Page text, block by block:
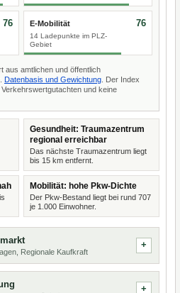
76 E-Mobilität
14 Ladepunkte im PLZ-
Gebiet
76
aus amtlichen und öffentlich
Datenbasis und Gewichtung . Der Index
und keine
Gesundheit: Traumazentrum
regional erreichbar
Das nächste Traumazentrum liegt
bis 15 km entfernt.
Mobilität: hohe Pkw-Dichte
Der Pkw-Bestand liegt bei rund 707
je 1.000 Einwohner.
Regionale Kaufkraft